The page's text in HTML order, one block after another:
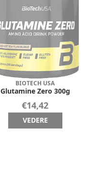
BIOTECH USA
Glutamine Zero 300g
€14,42
VEDERE